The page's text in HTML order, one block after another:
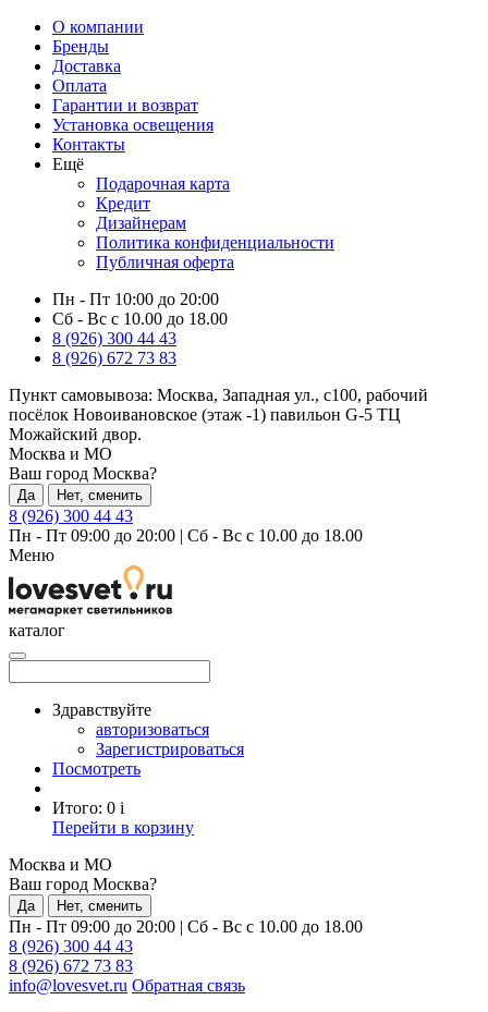
О компании
Бренды
Доставка
Оплата
Гарантии и возврат
Установка освещения
Контакты
Ещё
Подарочная карта
Кредит
Дизайнерам
Политика конфиденциальности
Публичная оферта
Пн - Пт 10:00 до 20:00
Сб - Вс с 10.00 до 18.00
8 (926) 300 44 43
8 (926) 672 73 83
Пункт самовывоза: Москва, Западная ул., с100, рабочий
посёлок Новоивановское (этаж -1) павильон G-5 ТЦ
Можайский двор.
Москва и МО
Ваш город Москва?
Да Нет, сменить
8 (926) 300 44 43
Пн - Пт 09:00 до 20:00 | Сб - Вс с 10.00 до 18.00
Меню
каталог
Здравствуйте
авторизоваться
Зарегистрироваться
Посмотреть
Итого: 0 i
Перейти в корзину
Москва и МО
Ваш город Москва?
Да Нет, сменить
Пн - Пт 09:00 до 20:00 | Сб - Вс с 10.00 до 18.00
8 (926) 300 44 43
8 (926) 672 73 83
info@lovesvet.ru Обратная связь